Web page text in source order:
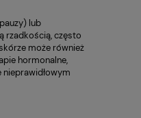
lub
rzadkością, często
może również
hormonalne,